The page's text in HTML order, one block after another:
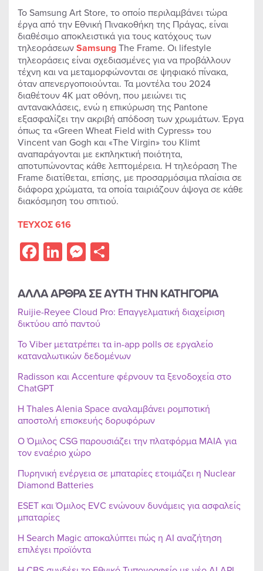
Το Samsung Art Store, το οποίο περιλαμβάνει τώρα
έργα από την Εθνική Πινακοθήκη της Πράγας, είναι
διαθέσιμο αποκλειστικά για τους κατόχους των
τηλεοράσεωνSamsungThe Frame. Οι lifestyle
τηλεοράσεις είναι σχεδιασμένες για να προβάλλουν
τέχνη και να μεταμορφώνονται σε ψηφιακό πίνακα,
όταν απενεργοποιούνται. Τα μοντέλα του 2024
διαθέτουν 4K ματ οθόνη, που μειώνει τις
αντανακλάσεις, ενώ η επικύρωση της Pantone
εξασφαλίζει την ακριβή απόδοση των χρωμάτων. Έργα
όπως τα «Green Wheat Field with Cypress» του
Vincent van Gogh και «The Virgin» του Klimt
αναπαράγονται με εκπληκτική ποιότητα,
αποτυπώνοντας κάθε λεπτομέρεια. Η τηλεόραση The
Frame διατίθεται, επίσης, με προσαρμόσιμα πλαίσια σε
διάφορα χρώματα, τα οποία ταιριάζουν άψογα σε κάθε
διακόσμηση του σπιτιού.
ΤΕΥΧΟΣ 616
Facebook
LinkedIn
Messenger
ΑΛΛΑ ΑΡΘΡΑ ΣΕ ΑΥΤΗ ΤΗΝ ΚΑΤΗΓΟΡΙΑ
Ruijie-Reyee Cloud Pro: Επαγγελματική διαχείριση
δικτύου από παντού
Το Viber μετατρέπει τα in-app polls σε εργαλείο
καταναλωτικών δεδομένων
Radisson και Accenture φέρνουν τα ξενοδοχεία στο
ChatGPT
Η Thales Alenia Space αναλαμβάνει ρομποτική
αποστολή επισκευής δορυφόρων
Ο Όμιλος CSG παρουσιάζει την πλατφόρμα MAIA για
τον εναέριο χώρο
Πυρηνική ενέργεια σε μπαταρίες ετοιμάζει η Nuclear
Diamond Batteries
ESET και Όμιλος EVC ενώνουν δυνάμεις για ασφαλείς
μπαταρίες
Η Search Magic αποκαλύπτει πώς η AI αναζήτηση
επιλέγει προϊόντα